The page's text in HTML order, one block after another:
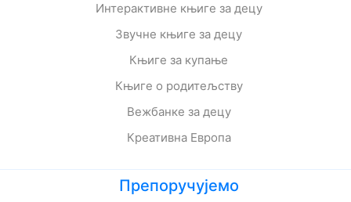
Интерактивне књиге за децу
Звучне књиге за децу
Књиге за купање
Књиге о родитељству
Вежбанке за децу
Креативна Европа
Препоручујемо